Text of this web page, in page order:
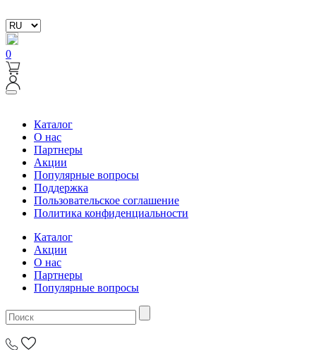
0
Каталог
О нас
Партнеры
Акции
Популярные вопросы
Поддержка
Пользовательское соглашение
Политика конфиденциальности
Каталог
Акции
О нас
Партнеры
Популярные вопросы